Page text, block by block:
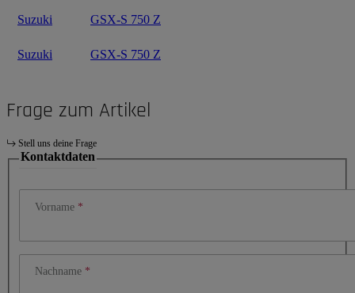
Suzuki GSX-S 750 Z
Suzuki GSX-S 750 Z
Frage zum Artikel
Stell uns deine Frage
Kontaktdaten
Vorname
Nachname